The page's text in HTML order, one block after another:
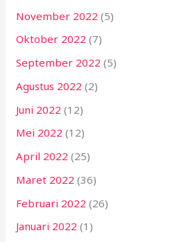
November 2022 (5)
Oktober 2022 (7)
September 2022 (5)
Agustus 2022 (2)
Juni 2022 (12)
Mei 2022 (12)
April 2022 (25)
Maret 2022 (36)
Februari 2022 (26)
Januari 2022 (1)